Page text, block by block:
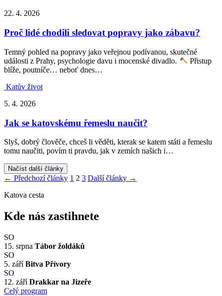
22. 4. 2026
Proč lidé chodili sledovat popravy jako zábavu?
Temný pohled na popravy jako veřejnou podívanou, skutečné
události z Prahy, psychologie davu i mocenské divadlo.
Přistup
blíže, poutníče… neboť dnes…
Katův život
5. 4. 2026
Jak se katovskému řemeslu naučit?
Slyš, dobrý člověče, chceš li věděti, kterak se katem státi a řemeslu
tomu naučiti, povím ti pravdu, jak v zemích našich i…
Načíst další články
Stránkování
příspěvků
← Předchozí články 1 2 3 Další články →
Katova cesta
Kde nás zastihnete
SO
15. srpna Tábor žoldáků
SO
5. září Bitva Přívory
SO
12. září Drakkar na Jizeře
Celý program